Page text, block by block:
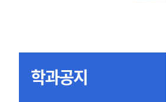
학과공지